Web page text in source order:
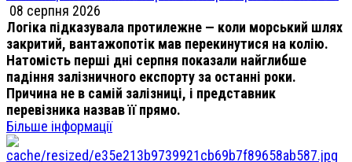
08 серпня 2026
Логіка підказувала протилежне — коли морський шлях
закритий, вантажопотік мав перекинутися на колію.
Натомість перші дні серпня показали найглибше
падіння залізничного експорту за останні роки.
Причина не в самій залізниці, і представник
перевізника назвав її прямо.
Більше інформації